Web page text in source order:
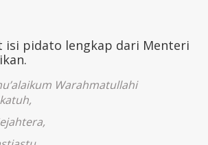
isi pidato lengkap dari Menteri
Warahmatullahi